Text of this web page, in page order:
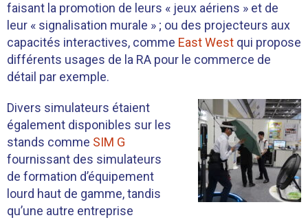
faisant la promotion de leurs « jeux aériens » et de
leur « signalisation murale » ; ou des projecteurs aux
capacités interactives, comme East West qui propose
différents usages de la RA pour le commerce de
détail par exemple.
Divers simulateurs étaient
également disponibles sur les
stands comme SIM G
fournissant des simulateurs
de formation d’équipement
lourd haut de gamme, tandis
qu’une autre entreprise